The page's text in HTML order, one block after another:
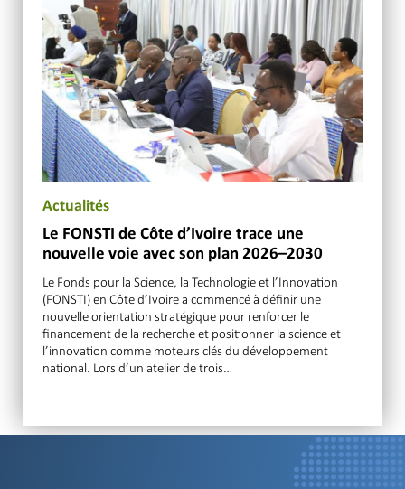
Actualités
Le FONSTI de Côte d’Ivoire trace une
nouvelle voie avec son plan 2026–2030
Le Fonds pour la Science, la Technologie et l’Innovation
(FONSTI) en Côte d’Ivoire a commencé à définir une
nouvelle orientation stratégique pour renforcer le
financement de la recherche et positionner la science et
l’innovation comme moteurs clés du développement
national. Lors d’un atelier de trois…